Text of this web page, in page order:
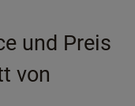
und Preis
von